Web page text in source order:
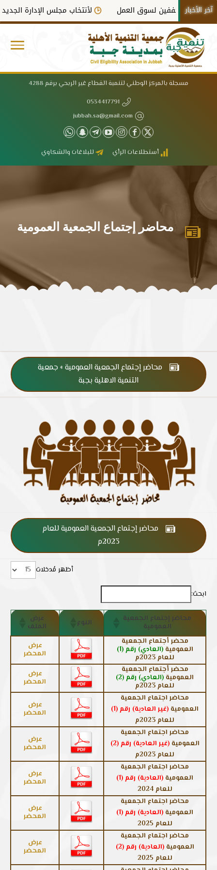
آخر الأخبارلسوق العمل لأنتخاب مجلس الإدارة الجديد في
مسجلة بالمركز الوطني لتنمية القطاع غير الربحي برقم 4288
0534417791
jubbah.sa@gmail.com
أستطلاعات الرأي للبلاغات والشكاوي
 محاضر إجتماع الجمعية العمومية

محاضر إجتماع الجمعية العمومية » جمعية
التنمية الاهلية بجبة

محاضر إجتماع الجمعية العمومية للعام
2023م
أظهر مُدخلات
ابحث:
محاضر إجتماع الجمعية
العمومية النوع عرض
الملف
محضر أجتماع الجمعية
العمومية(العادي) رقم (1)
للعام 2023م
عرض
المحضر
محضر أجتماع الجمعية
العمومية (العادي) رقم (2)
للعام 2023م
عرض
المحضر
محاضر اجتماع الجمعية
العمومية (غير العادية) رقم (1)
للعام 2023م
عرض
المحضر
محاضر اجتماع الجمعية
العمومية(غير العادية) رقم (2)
للعام 2023م
عرض
المحضر
محاضر اجتماع الجمعية
العمومية (العادية) رقم (1)
للعام 2024
عرض
المحضر
محاضر اجتماع الجمعية
العمومية (العادية) رقم (1)
للعام 2025
عرض
المحضر
محاضر اجتماع الجمعية
العمومية(العادية) رقم (2)
للعام 2025
عرض
المحضر